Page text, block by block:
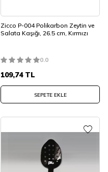
Zicco P-004 Polikarbon Zeytin ve
Salata Kaşığı, 26.5 cm, Kırmızı
0.0
109,74TL
SEPETE EKLE